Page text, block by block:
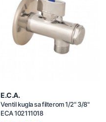
E.C.A.
Ventil kugla sa filterom 1/2" 3/8"
ECA 102111018